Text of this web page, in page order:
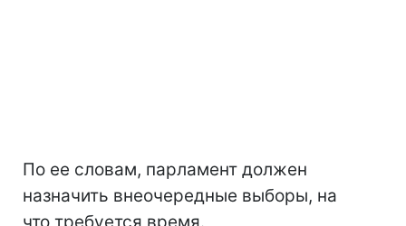
По ее словам, парламент должен
назначить внеочередные выборы, на